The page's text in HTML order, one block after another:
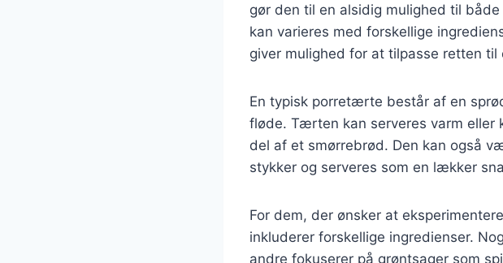
gør den til en alsidig mulighed til
kan varieres med forskellige
giver mulighed for at tilpasse retten til
En typisk porretærte består af en
fløde. Tærten kan serveres varm eller
del af et smørrebrød. Den kan også
stykker og serveres som en lækker
For dem, der ønsker at
inkluderer forskellige ingredienser.
andre fokuserer på grøntsager som